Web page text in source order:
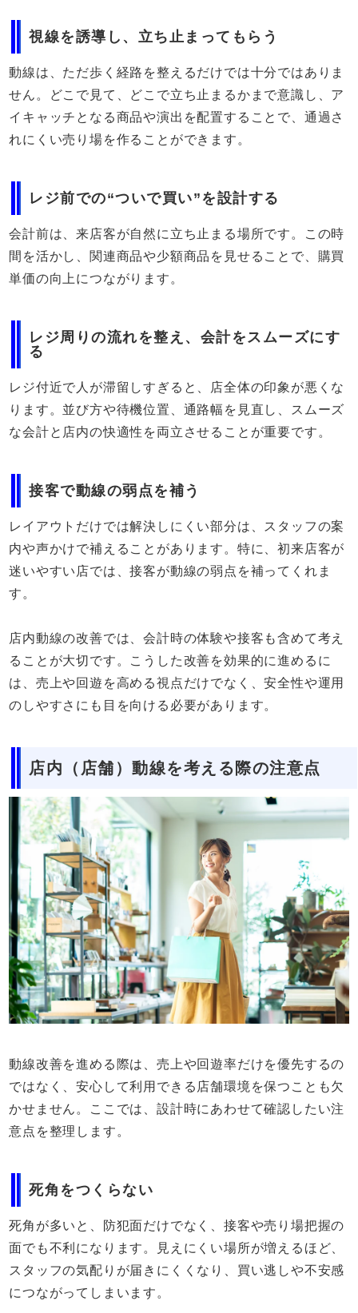
視線を誘導し、立ち止まってもらう
動線は、ただ歩く経路を整えるだけでは十分ではありま
せん。どこで見て、どこで立ち止まるかまで意識し、ア
イキャッチとなる商品や演出を配置することで、通過さ
れにくい売り場を作ることができます。
レジ前での“ついで買い”を設計する
会計前は、来店客が自然に立ち止まる場所です。この時
間を活かし、関連商品や少額商品を見せることで、購買
単価の向上につながります。
レジ周りの流れを整え、会計をスムーズにす
る
レジ付近で人が滞留しすぎると、店全体の印象が悪くな
ります。並び方や待機位置、通路幅を見直し、スムーズ
な会計と店内の快適性を両立させることが重要です。
接客で動線の弱点を補う
レイアウトだけでは解決しにくい部分は、スタッフの案
内や声かけで補えることがあります。特に、初来店客が
迷いやすい店では、接客が動線の弱点を補ってくれま
す。
店内動線の改善では、会計時の体験や接客も含めて考え
ることが大切です。こうした改善を効果的に進めるに
は、売上や回遊を高める視点だけでなく、安全性や運用
のしやすさにも目を向ける必要があります。
店内（店舗）動線を考える際の注意点
動線改善を進める際は、売上や回遊率だけを優先するの
ではなく、安心して利用できる店舗環境を保つことも欠
かせません。ここでは、設計時にあわせて確認したい注
意点を整理します。
死角をつくらない
死角が多いと、防犯面だけでなく、接客や売り場把握の
面でも不利になります。見えにくい場所が増えるほど、
スタッフの気配りが届きにくくなり、買い逃しや不安感
につながってしまいます。